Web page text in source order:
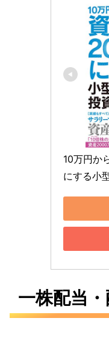
10万円か
にする小
一株配当